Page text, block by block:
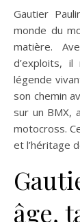
Gautier Paulin, un nom qui résonne avec force dans le
monde du
matière.
d’exploits,
légende
son chemin
sur un BMX,
motocross.
et l’héritage
âge,